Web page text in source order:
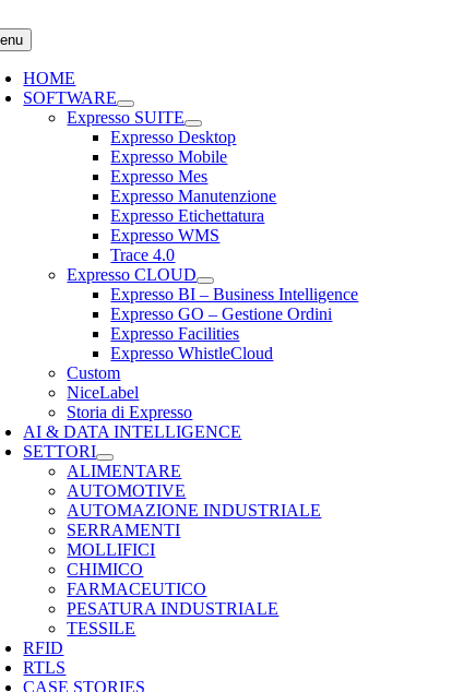
al
contenuto
HOME
SOFTWARE
Expresso SUITE
Expresso Desktop
Expresso Mobile
Expresso Mes
Expresso Manutenzione
Expresso Etichettatura
Expresso WMS
Trace 4.0
Expresso CLOUD
Expresso BI – Business Intelligence
Expresso GO – Gestione Ordini
Expresso Facilities
Expresso WhistleCloud
Custom
NiceLabel
Storia di Expresso
AI & DATA INTELLIGENCE
SETTORI
ALIMENTARE
AUTOMOTIVE
AUTOMAZIONE INDUSTRIALE
SERRAMENTI
MOLLIFICI
CHIMICO
FARMACEUTICO
PESATURA INDUSTRIALE
TESSILE
RFID
RTLS
CASE STORIES